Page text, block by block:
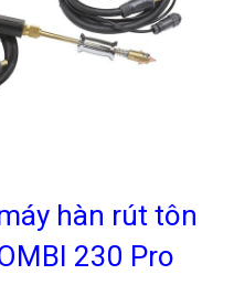
hàn rút tôn
230 Pro